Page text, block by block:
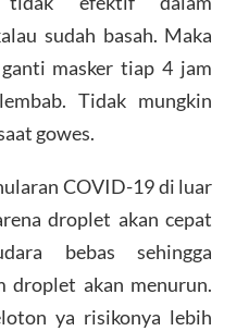
sudah basah. Maka
masker tiap 4 jam
Tidak mungkin
gowes.
COVID-19 di luar
droplet akan cepat
bebas sehingga
droplet akan menurun.
ya risikonya lebih